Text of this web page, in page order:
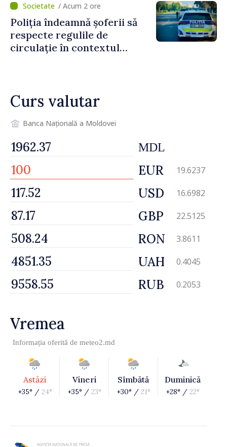
/ Acum 2 ore
Poliția îndeamnă șoferii să
respecte regulile de
circulație în contextul
Curs valutar
Banca Națională a Moldovei
MDL
EUR 19.6237
USD 16.6982
GBP 22.5125
RON 3.8611
UAH 0.4045
RUB 0.2053
Vremea
Informația oferită de meteo2.md
Astăzi
+35° / 24°
Vineri
+35° / 23°
Sîmbătă
+30° / 21°
Duminică
+28° / 22°